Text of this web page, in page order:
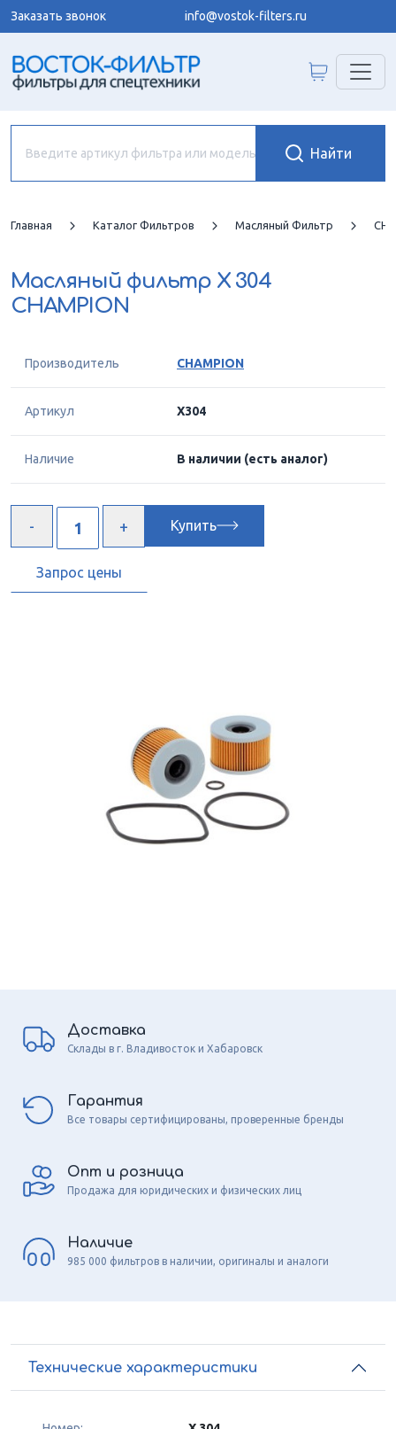
Заказать звонок info@vostok-filters.ru
Главная Каталог Фильтров Масляный Фильтр
Масляный фильтр X 304
CHAMPION
Производитель CHAMPION
Артикул X304
Наличие В наличии (есть аналог)
Купить
Запрос цены
Доставка
Склады в г. Владивосток и Хабаровск
Гарантия
Все товары сертифицированы, проверенные бренды
Опт и розница
Продажа для юридических и физических лиц
Наличие
985 000 фильтров в наличии, оригиналы и аналоги
Технические характеристики